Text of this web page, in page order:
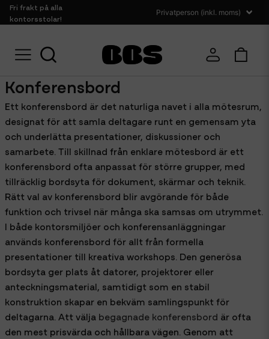
Fri frakt på alla
kontorsstolar!
Hem Bord Konferensbord
Konferensbord
Ett konferensbord är det naturliga navet i alla mötesrum,
designat för att samla deltagare runt en gemensam yta
och underlätta presentationer, diskussioner och
samarbete. Till skillnad från enklare mötesbord är ett
konferensbord ofta anpassat för större grupper, med
tillräcklig bordsyta för dokument, skärmar och teknik.
Rätt val av konferensbord blir avgörande för både
funktion och trivsel när många ska samsas om utrymmet.
I både kontorsmiljöer och konferensanläggningar
används konferensbord för allt från formella
presentationer till kreativa workshops. Den generösa
bordsyta ger plats åt datorer, projektorer eller
anteckningsmaterial, samtidigt som en stabil
konstruktion skapar en bekväm samlingspunkt för
deltagarna. Att välja begagnade konferensbord är ofta
den mest prisvärda och hållbara vägen. Genom att